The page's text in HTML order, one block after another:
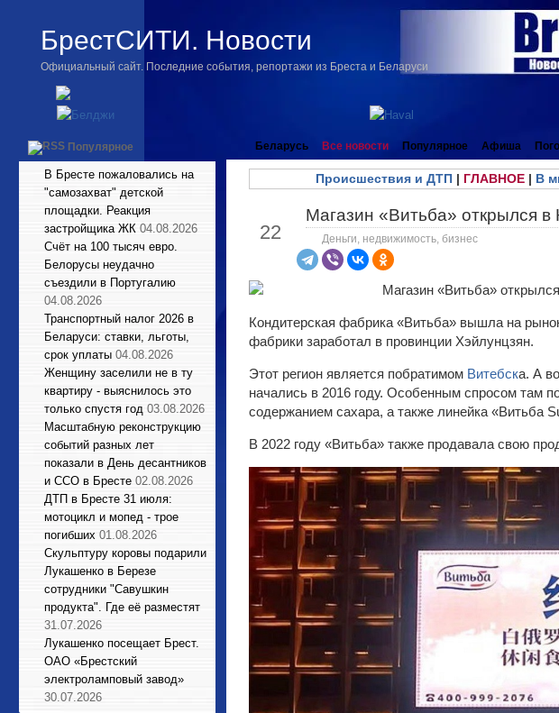
БрестСИТИ. Новости
Официальный сайт. Последние события, репортажи из Бреста и Беларуси
Популярное
В Бресте пожаловались на
"самозахват" детской
площадки. Реакция
застройщика ЖК 04.08.2026
Счёт на 100 тысяч евро.
Белорусы неудачно
съездили в Португалию
04.08.2026
Транспортный налог 2026 в
Беларуси: ставки, льготы,
срок уплаты 04.08.2026
Женщину заселили не в ту
квартиру - выяснилось это
только спустя год 03.08.2026
Масштабную реконструкцию
событий разных лет
показали в День десантников
и ССО в Бресте 02.08.2026
ДТП в Бресте 31 июля:
мотоцикл и мопед - трое
погибших 01.08.2026
Cкульптуру коровы подарили
Лукашенко в Березе
сотрудники "Савушкин
продукта". Где её разместят
31.07.2026
Лукашенко посещает Брест.
ОАО «Брестский
электроламповый завод»
30.07.2026
Беларусь Все новости Популярное Афиша
Происшествия и ДТП| ГЛАВНОЕ| В
22
Магазин «Витьба» открылся
Деньги, недвижимость, бизнес
Кондитерская фабрика «Витьба» вышла на
фабрики заработал в провинции Хэйлунцзян.
Этот регион является побратимом Витебска. А
начались в 2016 году. Особенным спросом там
содержанием сахара, а также линейка «Витьба
В 2022 году «Витьба» также продавала свою